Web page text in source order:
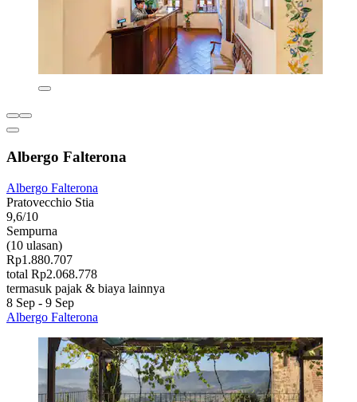
Albergo Falterona
Albergo Falterona
Pratovecchio Stia
9,6/10
Sempurna
(10 ulasan)
Rp1.880.707
total Rp2.068.778
termasuk pajak & biaya lainnya
8 Sep - 9 Sep
Albergo Falterona